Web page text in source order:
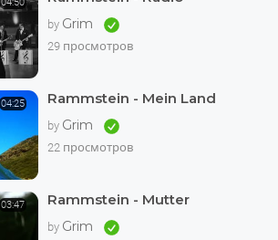
04:50
by Grim
29 просмотров
04:25 Rammstein - Mein Land
by Grim
22 просмотров
03:47 Rammstein - Mutter
by Grim